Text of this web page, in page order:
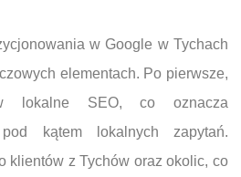
w Google w Tychach
elementach. Po pierwsze,
lokalne SEO, co oznacza
kątem lokalnych zapytań.
klientów z Tychów oraz okolic, co